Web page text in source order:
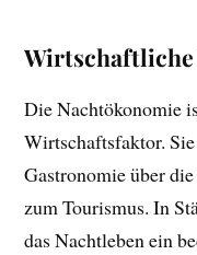
Wirtschaftliche
Die Nachtökonomie
Wirtschaftsfaktor.
Gastronomie über
zum Tourismus. In
das Nachtleben ein